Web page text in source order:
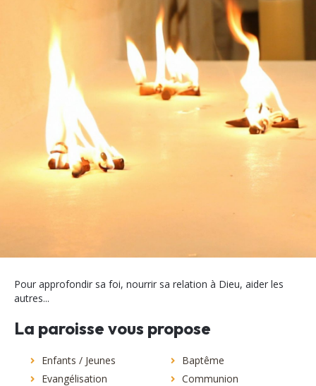
Pour approfondir sa foi, nourrir sa relation à Dieu, aider les
autres...
La paroisse vous propose
Enfants / Jeunes
Evangélisation
Baptême
Communion